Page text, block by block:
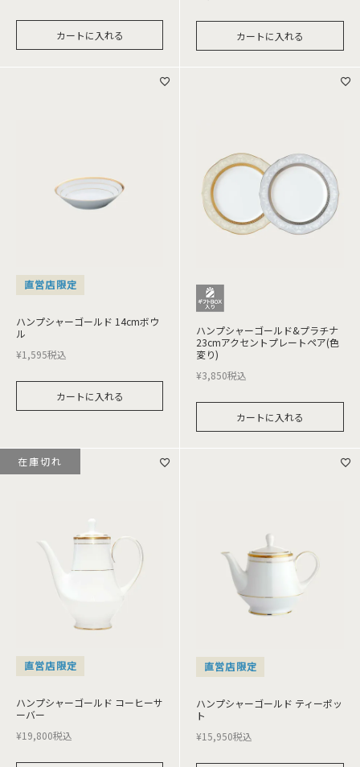
カートに入れる カートに入れる
直営店限定
ハンプシャーゴールド 14cmボウ
ル
¥1,595税込
カートに入れる
ハンプシャーゴールド&プラチナ
23cmアクセントプレートペア(色
変り)
¥3,850税込
カートに入れる
直営店限定
ハンプシャーゴールド コーヒーサ
ーバー
¥19,800税込
在庫切れ
直営店限定
ハンプシャーゴールド ティーポッ
ト
¥15,950税込